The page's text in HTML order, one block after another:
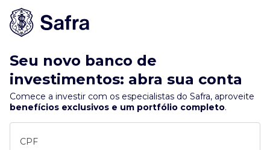
Seu novo banco de
investimentos: abra sua conta
Comece a investir com os especialistas do Safra, aproveite
benefícios exclusivos e um portfólio completo.
CPF